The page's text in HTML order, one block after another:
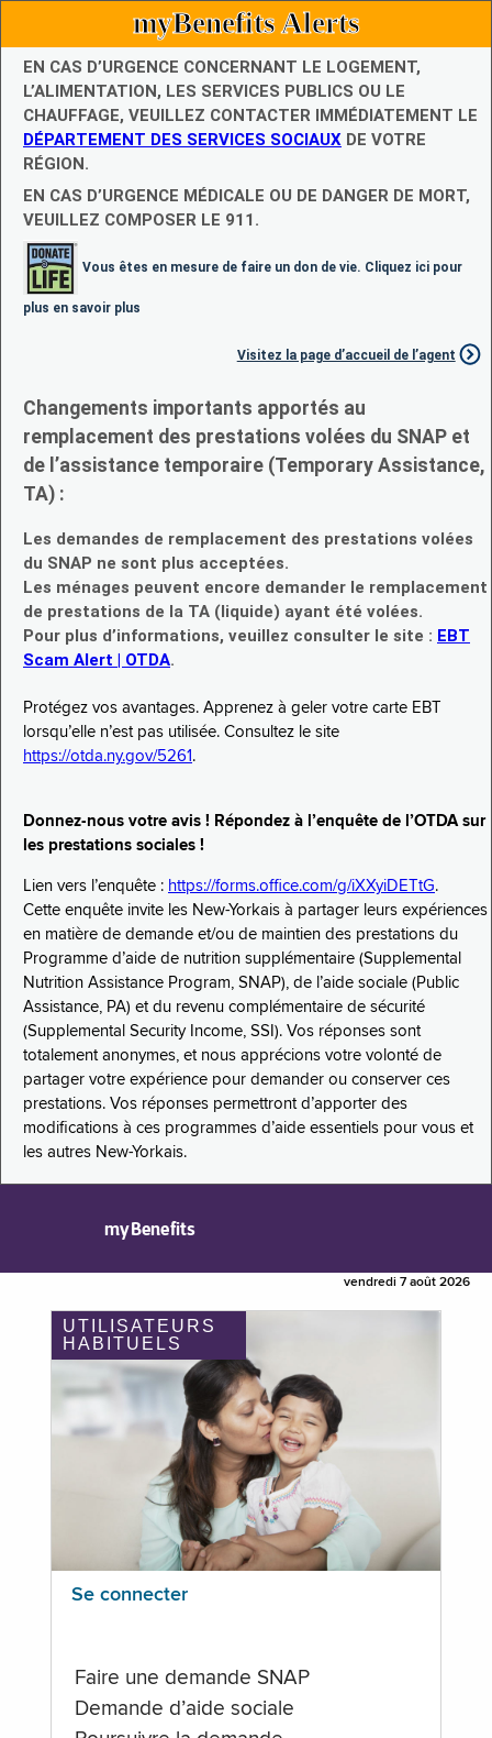
myBenefits Alerts
EN CAS D’URGENCE CONCERNANT LE LOGEMENT,
L’ALIMENTATION, LES SERVICES PUBLICS OU LE
CHAUFFAGE, VEUILLEZ CONTACTER IMMÉDIATEMENT LE
DÉPARTEMENT DES SERVICES SOCIAUX DE VOTRE
RÉGION.
EN CAS D’URGENCE MÉDICALE OU DE DANGER DE MORT,
VEUILLEZ COMPOSER LE 911.
Vous êtes en mesure de faire un don de vie. Cliquez ici pour
plus en savoir plus
Visitez la page d’accueil de l’agent
Changements importants apportés au
remplacement des prestations volées du SNAP et
de l’assistance temporaire (Temporary Assistance,
TA) :
Les demandes de remplacement des prestations volées
du SNAP ne sont plus acceptées.
Les ménages peuvent encore demander le remplacement
de prestations de la TA (liquide) ayant été volées.
Pour plus d’informations, veuillez consulter le site : EBT
Scam Alert | OTDA.
Protégez vos avantages. Apprenez à geler votre carte EBT
lorsqu’elle n’est pas utilisée. Consultez le site
https://otda.ny.gov/5261 .
Donnez-nous votre avis ! Répondez à l’enquête de l’OTDA sur
les prestations sociales !
Lien vers l’enquête : https://forms.office.com/g/iXXyiDETtG.
Cette enquête invite les New-Yorkais à partager leurs expériences
en matière de demande et/ou de maintien des prestations du
Programme d’aide de nutrition supplémentaire (Supplemental
Nutrition Assistance Program, SNAP), de l’aide sociale (Public
Assistance, PA) et du revenu complémentaire de sécurité
(Supplemental Security Income, SSI). Vos réponses sont
totalement anonymes, et nous apprécions votre volonté de
partager votre expérience pour demander ou conserver ces
prestations. Vos réponses permettront d’apporter des
modifications à ces programmes d’aide essentiels pour vous et
les autres New-Yorkais.
myBenefits
vendredi 7 août 2026
UTILISATEURS
HABITUELS
Se connecter
Faire une demande SNAP
Demande d’aide sociale